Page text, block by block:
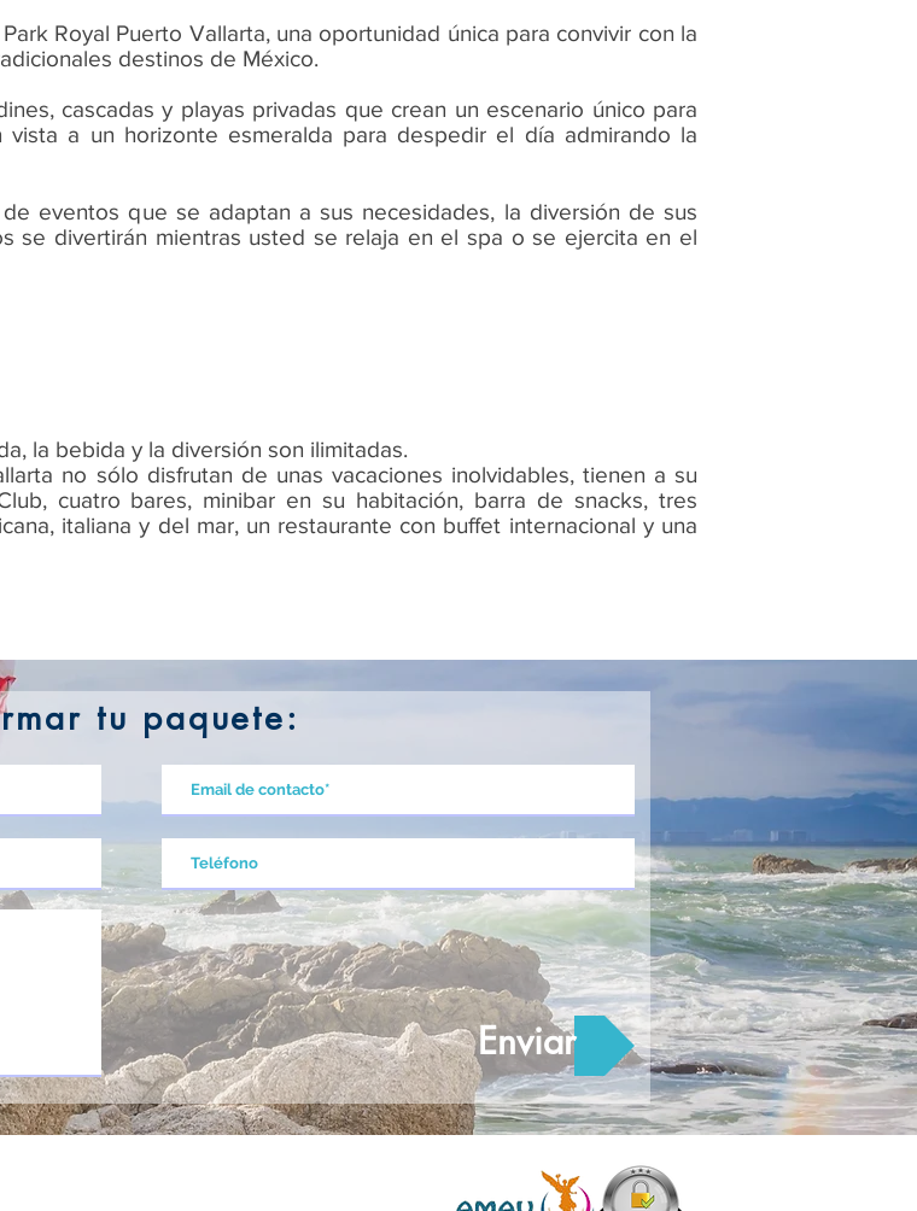
Royal Puerto Vallarta, una oportunidad única para convivir con la
destinos de México.
cascadas y playas privadas que crean un escenario único para
a un horizonte esmeralda para despedir el día admirando la
eventos que se adaptan a sus necesidades, la diversión de sus
se divertirán mientras usted se relaja en el spa o se ejercita en el
la bebida y la diversión son ilimitadas.
no sólo disfrutan de unas vacaciones inolvidables, tienen a su
cuatro bares, minibar en su habitación, barra de snacks, tres
italiana y del mar, un restaurante con buffet internacional y una
tu paquete:
Enviar